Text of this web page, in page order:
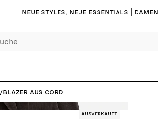
Neue Styles, neue Essentials | DAMEN
/Blazer aus Cord
Ausverkauft